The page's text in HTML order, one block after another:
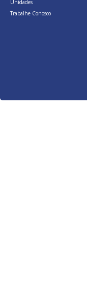
Unidades
Trabalhe Conosco